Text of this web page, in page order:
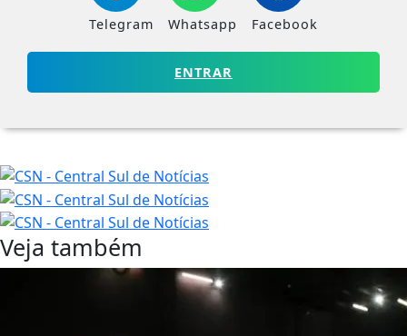
Telegram Whatsapp Facebook
ENTRAR
Veja também